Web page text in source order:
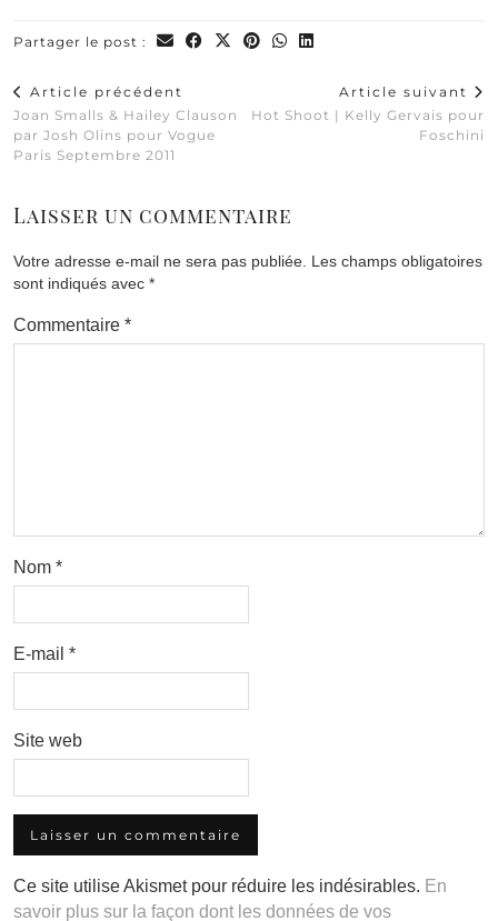
Partager le post :
Article précédent
Joan Smalls & Hailey Clauson
par Josh Olins pour Vogue
Paris Septembre 2011
Article suivant
Hot Shoot | Kelly Gervais pour
Foschini
Laisser un commentaire
Votre adresse e-mail ne sera pas publiée. Les champs obligatoires
sont indiqués avec *
Commentaire *
Nom *
E-mail *
Site web
Ce site utilise Akismet pour réduire les indésirables. En
savoir plus sur la façon dont les données de vos